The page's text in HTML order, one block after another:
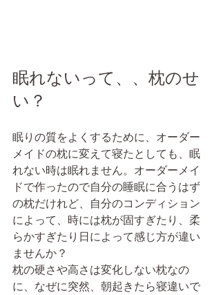
眠れないって、、枕のせ
い？
眠りの質をよくするために、オーダー
メイドの枕に変えて寝たとしても、眠
れない時は眠れません。オーダーメイ
ドで作ったので自分の睡眠に合うはず
の枕だけれど、自分のコンディション
によって、時には枕が固すぎたり、柔
らかすぎたり日によって感じ方が違い
ませんか？
枕の硬さや高さは変化しない枕なの
に、なぜに突然、朝起きたら寝違いで